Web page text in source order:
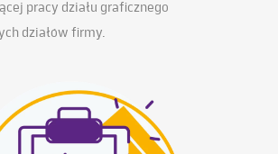
pracy działu graficznego
działów firmy.